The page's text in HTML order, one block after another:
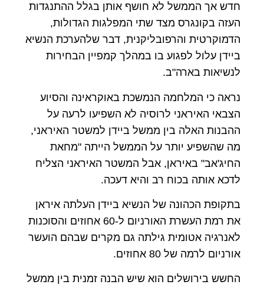
חדש אך הממשל לא חושף אותן בגלל ההתנגדות
העזה בקונגרס מצד שתי המפלגות הגדולות,
הדמוקרטית והרפובליקנית, דבר שלהערכת הנשיא
ביידן עלול לפגוע בו במהלך קמפיין הבחירות
לנשיאות בארה"ב.
נראה כי המלחמה הנמשכת באוקראינה והסיוע
הצבאי האיראני לרוסיה לא השפיעו לרעה על
ההבנות האלה בין ממשל ביידן למשטר האיראני,
מה שהשפיע יותר על הממשל הייתה "מחאת
החיג'אב" באיראן, אבל המשטר האיראני הצליח
לדכא אותה בכוח רב והיא דעכה.
בתקופת הכהונה של הנשיא ביידן העלתה איראן
את רמת העשרת האורניום ל-60 אחוזים והסוכנות
לאנרגיה אטומית גילתה גם מקרים שבהם הועשר
אורניום לרמה של 80 אחוזים.
החשש בירושלים הוא שיש הבנה זמנית בין ממשל